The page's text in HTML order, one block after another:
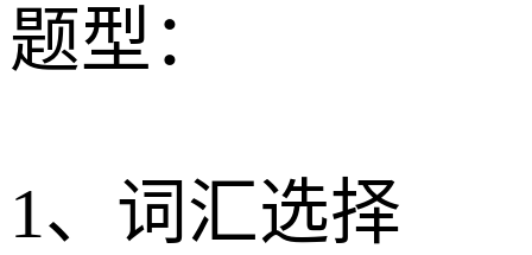
题型：
1、词汇选择